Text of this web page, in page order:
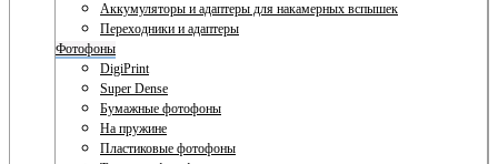
Аккумуляторы и адаптеры для накамерных вспышек
Переходники и адаптеры
Фотофоны
DigiPrint
Super Dense
Бумажные фотофоны
На пружине
Пластиковые фотофоны